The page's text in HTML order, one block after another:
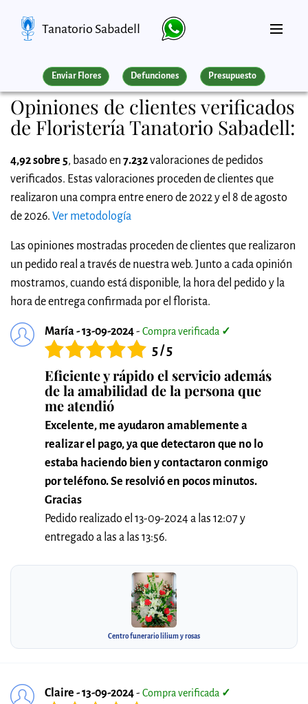
Tanatorio Sabadell
Enviar Flores Defunciones Presupuesto
Opiniones de clientes verificados
de Floristería Tanatorio Sabadell:
4,92 sobre 5, basado en 7.232valoraciones de pedidos
verificados. Estas valoraciones proceden de clientes que
realizaron una compra entre enero de 2022 y el 8 de agosto
de 2026. Ver metodología
Las opiniones mostradas proceden de clientes que realizaron
un pedido real a través de nuestra web. Junto a cada opinión
mostramos, cuando está disponible, la hora del pedido y la
hora de entrega confirmada por el florista.
María - 13-09-2024- Compra verificada ✓
5 / 5
Eficiente y rápido el servicio además
de la amabilidad de la persona que
me atendió
Excelente, me ayudaron amablemente a
realizar el pago, ya que detectaron que no lo
estaba haciendo bien y contactaron conmigo
por teléfono. Se resolvió en pocos minutos.
Gracias
Pedido realizado el 13-09-2024 a las 12:07 y
entregado a las a las 13:56.
Centro funerario lilium y rosas
Claire - 13-09-2024- Compra verificada ✓